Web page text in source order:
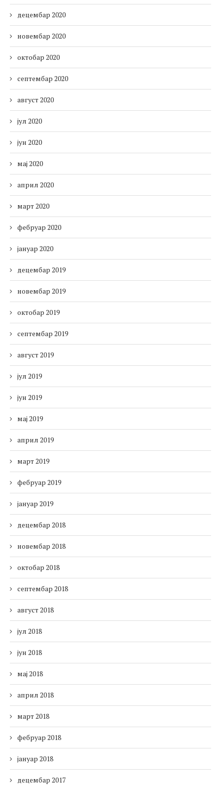
децембар 2020
новембар 2020
октобар 2020
септембар 2020
август 2020
јул 2020
јун 2020
мај 2020
април 2020
март 2020
фебруар 2020
јануар 2020
децембар 2019
новембар 2019
октобар 2019
септембар 2019
август 2019
јул 2019
јун 2019
мај 2019
април 2019
март 2019
фебруар 2019
јануар 2019
децембар 2018
новембар 2018
октобар 2018
септембар 2018
август 2018
јул 2018
јун 2018
мај 2018
април 2018
март 2018
фебруар 2018
јануар 2018
децембар 2017